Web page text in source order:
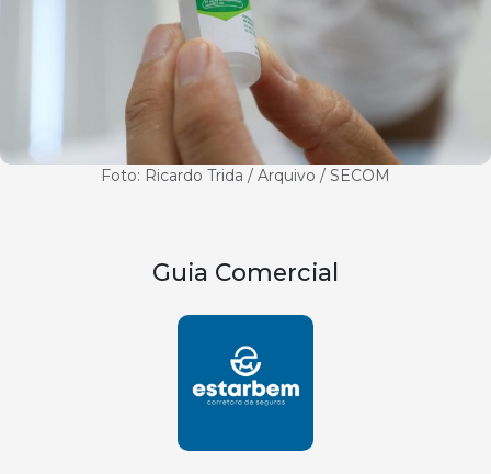
Foto: Ricardo Trida / Arquivo / SECOM
Guia Comercial